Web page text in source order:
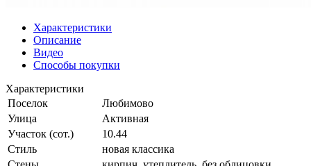
Характеристики
Описание
Видео
Способы покупки
Характеристики
Поселок
Любимово
Улица
Активная
Участок (сот.)
10.44
Стиль
новая классика